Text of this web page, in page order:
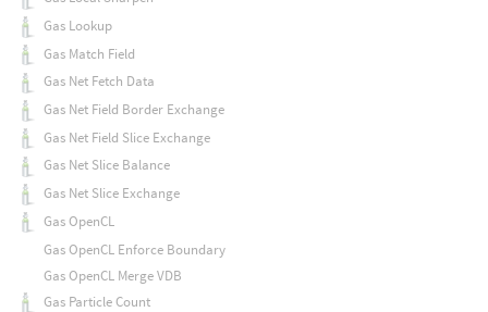
Gas Lookup
Gas Match Field
Gas Net Fetch Data
Gas Net Field Border Exchange
Gas Net Field Slice Exchange
Gas Net Slice Balance
Gas Net Slice Exchange
Gas OpenCL
Gas OpenCL Enforce Boundary
Gas OpenCL Merge VDB
Gas Particle Count